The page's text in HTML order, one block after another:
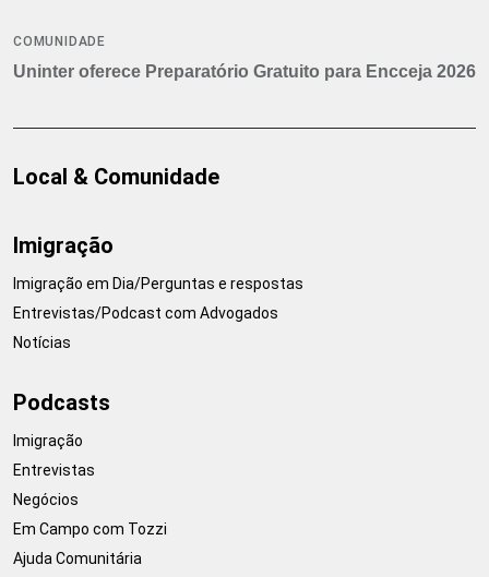
COMUNIDADE
Uninter oferece Preparatório Gratuito para Encceja 2026
Local & Comunidade
Imigração
Imigração em Dia/Perguntas e respostas
Entrevistas/Podcast com Advogados
Notícias
Podcasts
Imigração
Entrevistas
Negócios
Em Campo com Tozzi
Ajuda Comunitária